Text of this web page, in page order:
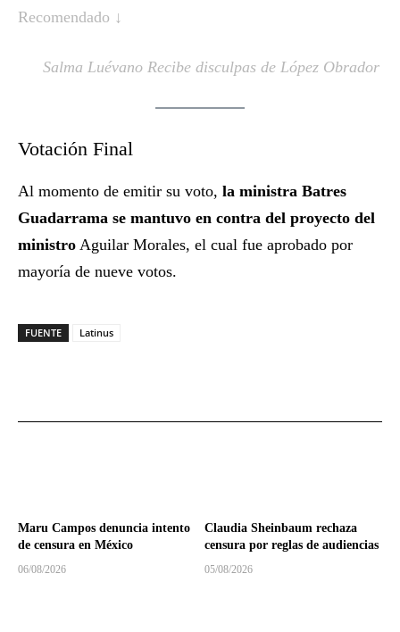
Recomendado ↓
Salma Luévano Recibe disculpas de López Obrador
Votación Final
Al momento de emitir su voto, la ministra Batres
Guadarrama se mantuvo en contra del proyecto del
ministro Aguilar Morales, el cual fue aprobado por
mayoría de nueve votos.
FUENTE Latinus
Maru Campos denuncia intento
de censura en México
06/08/2026
Claudia Sheinbaum rechaza
censura por reglas de audiencias
05/08/2026